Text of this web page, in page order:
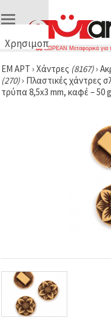
Χρησιμοποιούμε
🍪
Χρησιμοποιούμε
cookies και
αναλύουμε
επισκεψιμότητα
και να
προβάλλουμε
πιο σχετικό
περιεχόμενο
ΔΩΡΕΑΝ Μεταφορικά για
ΕΜ ΑΡΤ › Χάντρες (8167)›
(270)› Πλαστικές χάντρες
τρύπα 8,5x3 mm, καφέ – 50